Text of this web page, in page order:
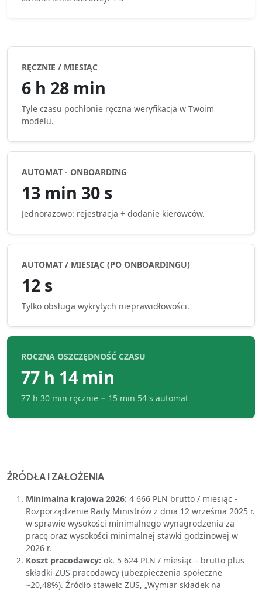
RĘCZNIE / MIESIĄC
6 h 28 min
Tyle czasu pochłonie ręczna weryfikacja w Twoim
modelu.
AUTOMAT - ONBOARDING
13 min 30 s
Jednorazowo: rejestracja + dodanie kierowców.
AUTOMAT / MIESIĄC (PO ONBOARDINGU)
12 s
Tylko obsługa wykrytych nieprawidłowości.
ROCZNA OSZCZĘDNOŚĆ CZASU
77 h 14 min
77 h 30 min ręcznie − 15 min 54 s automat
ŹRÓDŁA I ZAŁOŻENIA
Minimalna krajowa 2026: 4 666 PLN brutto / miesiąc -
Rozporządzenie Rady Ministrów z dnia 12 września 2025 r.
w sprawie wysokości minimalnego wynagrodzenia za
pracę oraz wysokości minimalnej stawki godzinowej w
2026 r.
Koszt pracodawcy: ok. 5 624 PLN / miesiąc - brutto plus
składki ZUS pracodawcy (ubezpieczenia społeczne
~20,48%). Źródło stawek: ZUS, „Wymiar składek na